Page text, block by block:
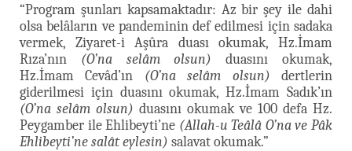
“Program şunları kapsamaktadır: Az bir şey ile dahi
olsa belâların ve pandeminin def edilmesi için sadaka
vermek, Ziyaret-i Aşûra duası okumak, Hz.İmam
Rıza’nın (O’na selâm olsun) duasını okumak,
Hz.İmam Cevâd’ın (O’na selâm olsun) dertlerin
giderilmesi için duasını okumak, Hz.İmam Sadık’ın
(O’na selâm olsun) duasını okumak ve 100 defa Hz.
Peygamber ile Ehlibeyti’ne (Allah-u Teâlâ O’na ve Pâk
Ehlibeyti’ne salât eylesin) salavat okumak.”